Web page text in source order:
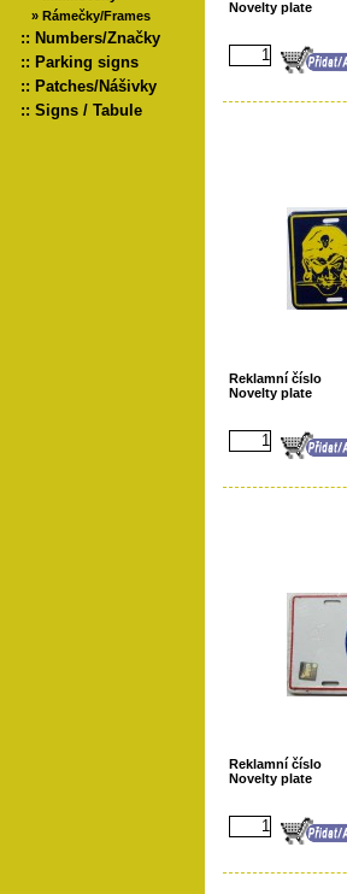
» Rámečky/Frames
:: Numbers/Značky
:: Parking signs
:: Patches/Nášivky
:: Signs / Tabule
Novelty plate
Reklamní číslo
Novelty plate
Reklamní číslo
Novelty plate